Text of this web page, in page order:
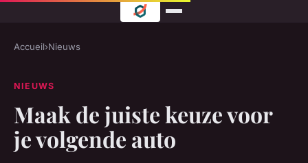
Accueil›Nieuws
NIEUWS
Maak de juiste keuze voor
je volgende auto